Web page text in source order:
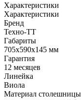
Характеристики
Характеристики
Бренд
Техно-ТТ
Габариты
705х590х145 мм
Гарантия
12 месяцев
Линейка
Виола
Материал столешницы